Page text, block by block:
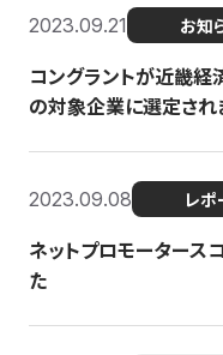
2023.09.21 お知
コングラントが近畿
の対象企業に選定され
2023.09.08 レポ
ネットプロモータース
た